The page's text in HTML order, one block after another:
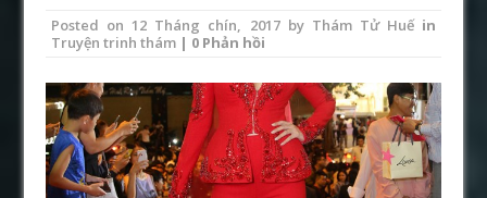
Posted on 12 Tháng chín, 2017by Thám Tử Huếin
Truyện trinh thám | 0 Phản hồi